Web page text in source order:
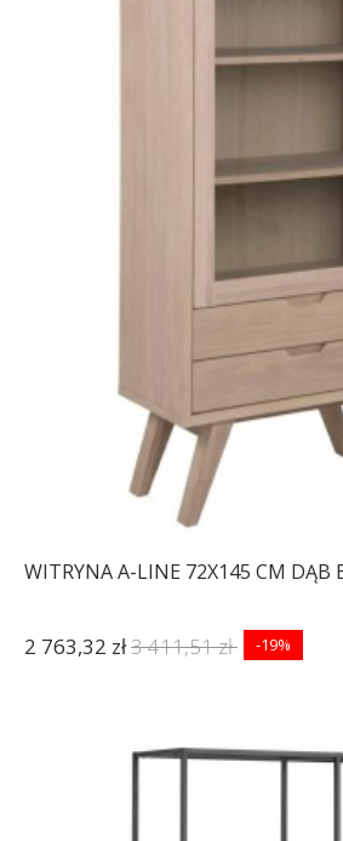
WITRYNA A-LINE 72X145 CM DĄB
2 763,32 zł3 411,51 zł -19%